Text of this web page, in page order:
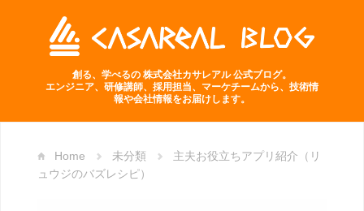
創る、学べるの 株式会社カサレアル 公式ブログ。
エンジニア、研修講師、採用担当、マーケチームから、技術情
報や会社情報をお届けします。
Home 未分類
主夫お役立ちアプリ紹介（リ
ュウジのバズレシピ）